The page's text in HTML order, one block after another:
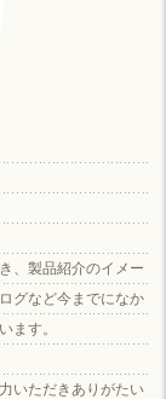
、製品紹介のイメー
グなど今までになか
ます。
いただきありがたい